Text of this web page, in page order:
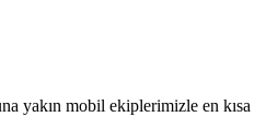
yakın mobil ekiplerimizle en kısa